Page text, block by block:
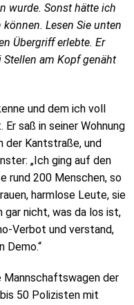
wurde. Sonst hätte ich
Lesen Sie unten
Übergriff erlebte. Er
am Kopf genäht
und dem ich voll
saß in seiner Wohnung
der Kantstraße, und
„Ich ging auf den
rund 200 Menschen, so
harmlose Leute, sie
gar nicht, was da los ist,
Verbot und verstand,
Demo.“
Mannschaftswagen der
50 Polizisten mit